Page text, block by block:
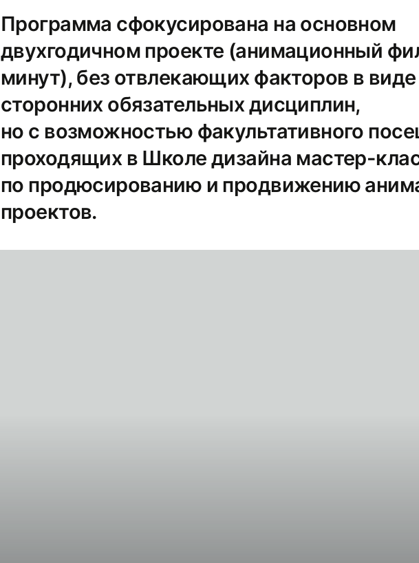
Программа сфокусирована на основном
двухгодичном проекте (анимационный
минут), без отвлекающих факторов в виде
сторонних обязательных дисциплин,
но с возможностью факультативного
проходящих в Школе дизайна мастер-
по продюсированию и продвижению
проектов.